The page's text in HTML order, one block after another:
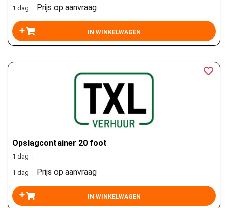
1 dag | Prijs op aanvraag
Opslagcontainer 20 foot
1 dag |
1 dag | Prijs op aanvraag